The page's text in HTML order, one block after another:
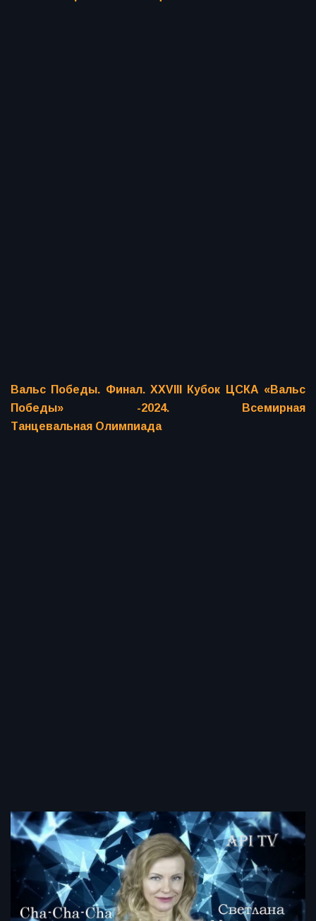
Вальс Победы. Финал. XXVIII Кубок ЦСКА «Вальс
Победы» -2024. Всемирная
Танцевальная Олимпиада